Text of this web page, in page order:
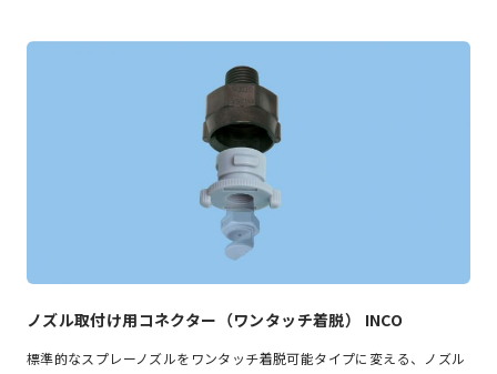
ノズル取付け用コネクター（ワンタッチ着脱） INCO
標準的なスプレーノズルをワンタッチ着脱可能タイプに変える、ノズル